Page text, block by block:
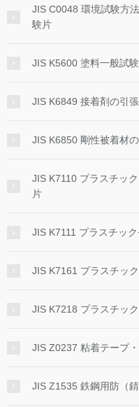
JIS C0048 環境試験方
験片
JIS K5600 塗料一般試
JIS K6849 接着剤の引
JIS K6850 剛性被着材
JIS K7110 プラスチッ
片
JIS K7111 プラスチッ
JIS K7161 プラスチッ
JIS K7218 プラスチッ
JIS Z0237 粘着テープ
JIS Z1535 鉄鋼用防（